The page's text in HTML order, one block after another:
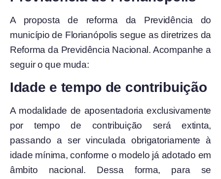
A proposta de reforma da Previdência do
município de Florianópolis segue as diretrizes da
Reforma da Previdência Nacional. Acompanhe a
seguir o que muda:
Idade e tempo de contribuição
A modalidade de aposentadoria exclusivamente
por tempo de contribuição será extinta,
passando a ser vinculada obrigatoriamente à
idade mínima, conforme o modelo já adotado em
âmbito nacional. Dessa forma, para se